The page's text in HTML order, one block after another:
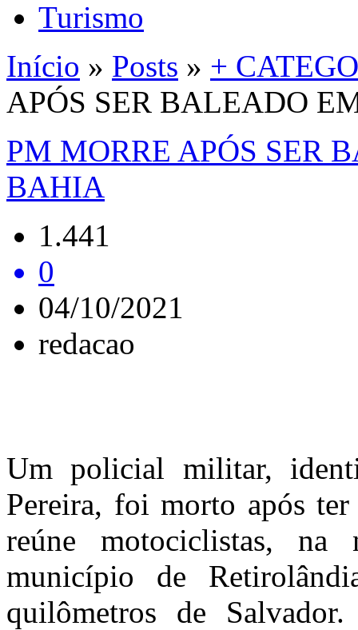
Turismo
Início » Posts » +
APÓS SER BALEADO
PM MORRE APÓS SER
BAHIA
1.441
0
04/10/2021
redacao
Um policial militar,
Pereira, foi morto após
reúne motociclistas,
município de
quilômetros de